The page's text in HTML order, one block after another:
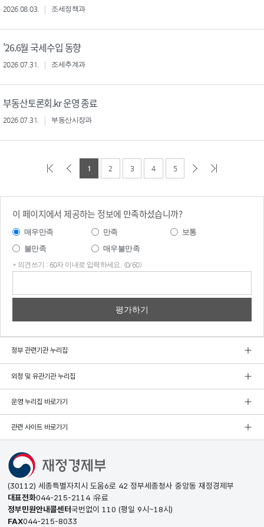
2026.08.03. 조세정책과
'26.6월 국세수입 동향
2026.07.31. 조세추계과
부동산토론회.kr 운영 종료
2026.07.31. 부동산시장과
1 2 3 4 5
이 페이지에서 제공하는 정보에 만족하셨습니까?
매우만족 만족
보통
불만족
매우불만족
* 의견쓰기 : 60자 이내로 입력하세요. (0/60)
정부 관련기관 누리집
외청 및 유관기관 누리집
운영 누리집 바로가기
관련 사이트 바로가기
(30112) 세종특별자치시 도움6로 42 정부세종청사 중앙동 재정경제부
대표전화044-215-2114 유료
정부민원안내콜센터국번없이 110 (평일 9시~18시)
FAX044-215-8033